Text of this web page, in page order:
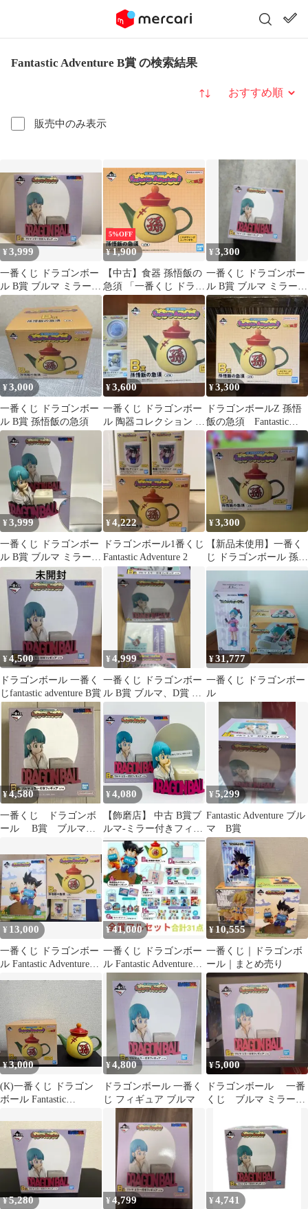
Fantastic Adventure B賞 の検索結果
販売中のみ表示
並び替え
¥3,999
一番くじ ドラゴンボー
ル B賞 ブルマ ミラー付
きフィギュア 新品未
使用
5%OFF
¥1,900
【中古】食器 孫悟飯の
急須 「一番くじ ドラゴ
ンボール Fantastic
Adventure 2」 B賞
¥3,300
一番くじ ドラゴンボー
ル B賞 ブルマ ミラー付
きフィギュア
¥3,000
一番くじ ドラゴンボー
ル B賞 孫悟飯の急須
¥3,600
一番くじ ドラゴンボー
ル 陶器コレクション B
賞 E賞 3点セット
¥3,300
ドラゴンボールZ 孫悟
飯の急須 Fantastic
Adventure 2
¥3,999
一番くじ ドラゴンボー
ル B賞 ブルマ ミラー付
きフィギュア
¥4,222
ドラゴンボール1番くじ
Fantastic Adventure 2
¥3,300
【新品未使用】一番く
じ ドラゴンボール 孫悟
飯の急須 B賞
¥4,500
ドラゴンボール 一番く
じfantastic adventure B賞
¥4,999
一番くじ ドラゴンボー
ル B賞 ブルマ、D賞 ブ
ルマの万年カレンダー
セット
¥31,777
一番くじ ドラゴンボー
ル
¥4,580
一番くじ ドラゴンボ
ール B賞 ブルマ
ア 下位賞セット
¥4,080
【飾磨店】 中古 B賞ブ
ルマ-ミラー付きフィギ
ュア
「FantasticAdventure/一
番くじドラゴンボー
ル」
¥5,299
Fantastic Adventure ブル
マ B賞
¥ 13,000
一番くじ ドラゴンボー
ル Fantastic Adventure
¥41,000
一番くじ ドラゴンボー
ル Fantastic Adventure2
¥10,555
一番くじ｜ドラゴンボ
ール｜まとめ売り
¥3,000
(K)一番くじ ドラゴン
ボール Fantastic
¥4,800
ドラゴンボール 一番く
じ フィギュア ブルマ
¥5,000
ドラゴンボール 一番
くじ ブルマ ミラー付
¥5,280 ¥4,799 ¥ 4,741